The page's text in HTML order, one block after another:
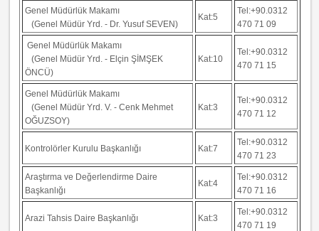
Genel Müdürlük Makamı
(Genel Müdür Yrd. - Dr. Yusuf SEVEN)
Kat:5
Tel:+90.0312
470 71 09
Genel Müdürlük Makamı
(Genel Müdür Yrd. - Elçin ŞİMŞEK
ÖNCÜ)
Kat:10
Tel:+90.0312
470 71 15
Genel Müdürlük Makamı
(Genel Müdür Yrd. V. - Cenk Mehmet
OĞUZSOY)
Kat:3
Tel:+90.0312
470 71 12
Kontrolörler Kurulu Başkanlığı Kat:7
Tel:+90.0312
470 71 23
Araştırma ve Değerlendirme Daire
Başkanlığı
Kat:4
Tel:+90.0312
470 71 16
Arazi Tahsis Daire Başkanlığı Kat:3
Tel:+90.0312
470 71 19